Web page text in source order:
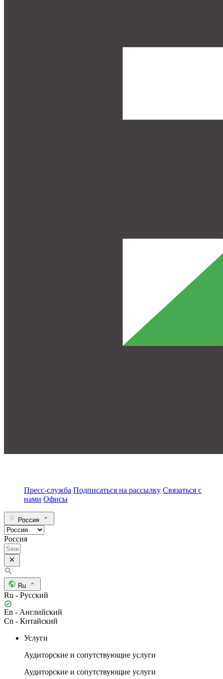
Пресс-служба Подписаться на рассылку Связаться с
нами Офисы
Россия
Россия
Ru
Ru - Русский
En - Английский
Cn - Китайский
Услуги
Аудиторские и сопутствующие услуги
Аудиторские и сопутствующие услуги